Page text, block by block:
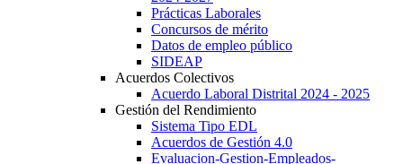
Prácticas Laborales
Concursos de mérito
Datos de empleo público
SIDEAP
Acuerdos Colectivos
Acuerdo Laboral Distrital 2024 - 2025
Gestión del Rendimiento
Sistema Tipo EDL
Acuerdos de Gestión 4.0
Evaluacion-Gestion-Empleados-